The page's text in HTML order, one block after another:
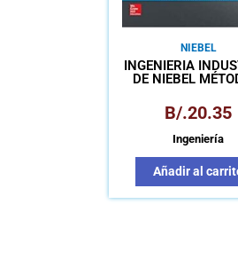
NIEBEL
INGENIERÍA
DE NIEBEL
DEL TRABAJO
B/.20.35
Ingeniería
Añadir al